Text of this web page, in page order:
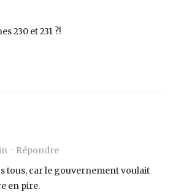
230 et 231 ?!
· Répondre
tous, car le gouvernement voulait
en pire.